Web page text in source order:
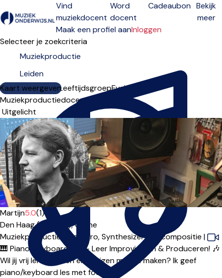
Open menu
Vind
muziekdocent
Word
docent
Cadeaubon Bekijk
meer
Maak een profiel aanInloggen
Selecteer je zoekcriteria
Kaart weergeven
LesdagenNiveauLeeftijdsgroepFysiek
Muziekproductiedocenten in Leiden
Sorteervolgorde
Martijn5.0(1)
Den Haag (2561***),Online
Muziekproductie,
Logic Pro,Synthesizer, Filmcompositie |
🎹 Piano/Keyboard Les – Leer Improviseren & Produceren! 🎶
Wil jij vrij leren spelen en je eigen muziek maken? Ik geef
piano/keyboard les met focus ...